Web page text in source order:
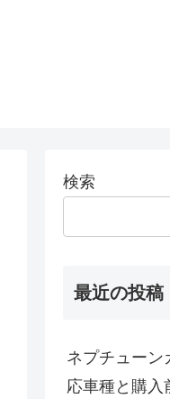
検索
最近の投稿
ネプチューン
応車種と購入